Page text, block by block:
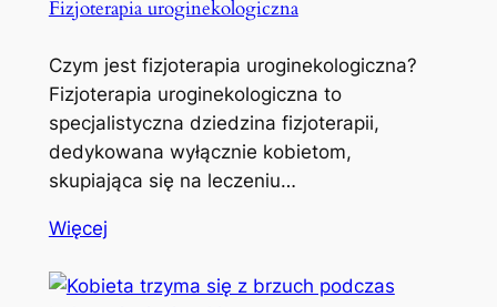
Fizjoterapia uroginekologiczna
Czym jest fizjoterapia uroginekologiczna?
Fizjoterapia uroginekologiczna to
specjalistyczna dziedzina fizjoterapii,
dedykowana wyłącznie kobietom,
skupiająca się na leczeniu…
Więcej